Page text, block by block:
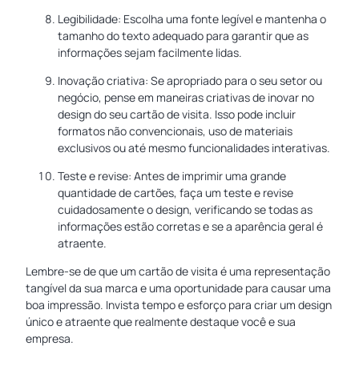
Legibilidade: Escolha uma fonte legível e mantenha o
tamanho do texto adequado para garantir que as
informações sejam facilmente lidas.
Inovação criativa: Se apropriado para o seu setor ou
negócio, pense em maneiras criativas de inovar no
design do seu cartão de visita. Isso pode incluir
formatos não convencionais, uso de materiais
exclusivos ou até mesmo funcionalidades interativas.
Teste e revise: Antes de imprimir uma grande
quantidade de cartões, faça um teste e revise
cuidadosamente o design, verificando se todas as
informações estão corretas e se a aparência geral é
atraente.
Lembre-se de que um cartão de visita é uma representação
tangível da sua marca e uma oportunidade para causar uma
boa impressão. Invista tempo e esforço para criar um design
único e atraente que realmente destaque você e sua
empresa.